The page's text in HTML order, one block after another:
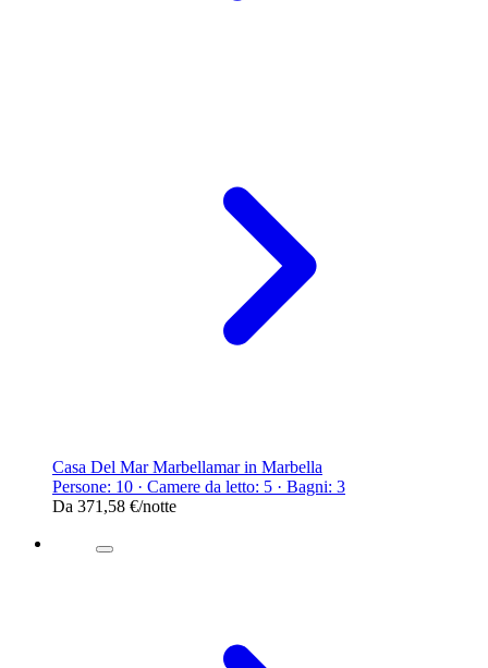
Casa Del Mar Marbellamar in Marbella
Persone: 10 · Camere da letto: 5 · Bagni: 3
Da 371,58 €/notte